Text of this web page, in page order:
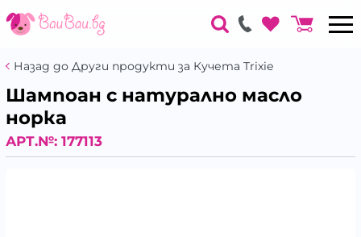
Назад до Други продукти за Кучета Trixie
Шампоан с натурално масло
норка
АРТ.№: 177113